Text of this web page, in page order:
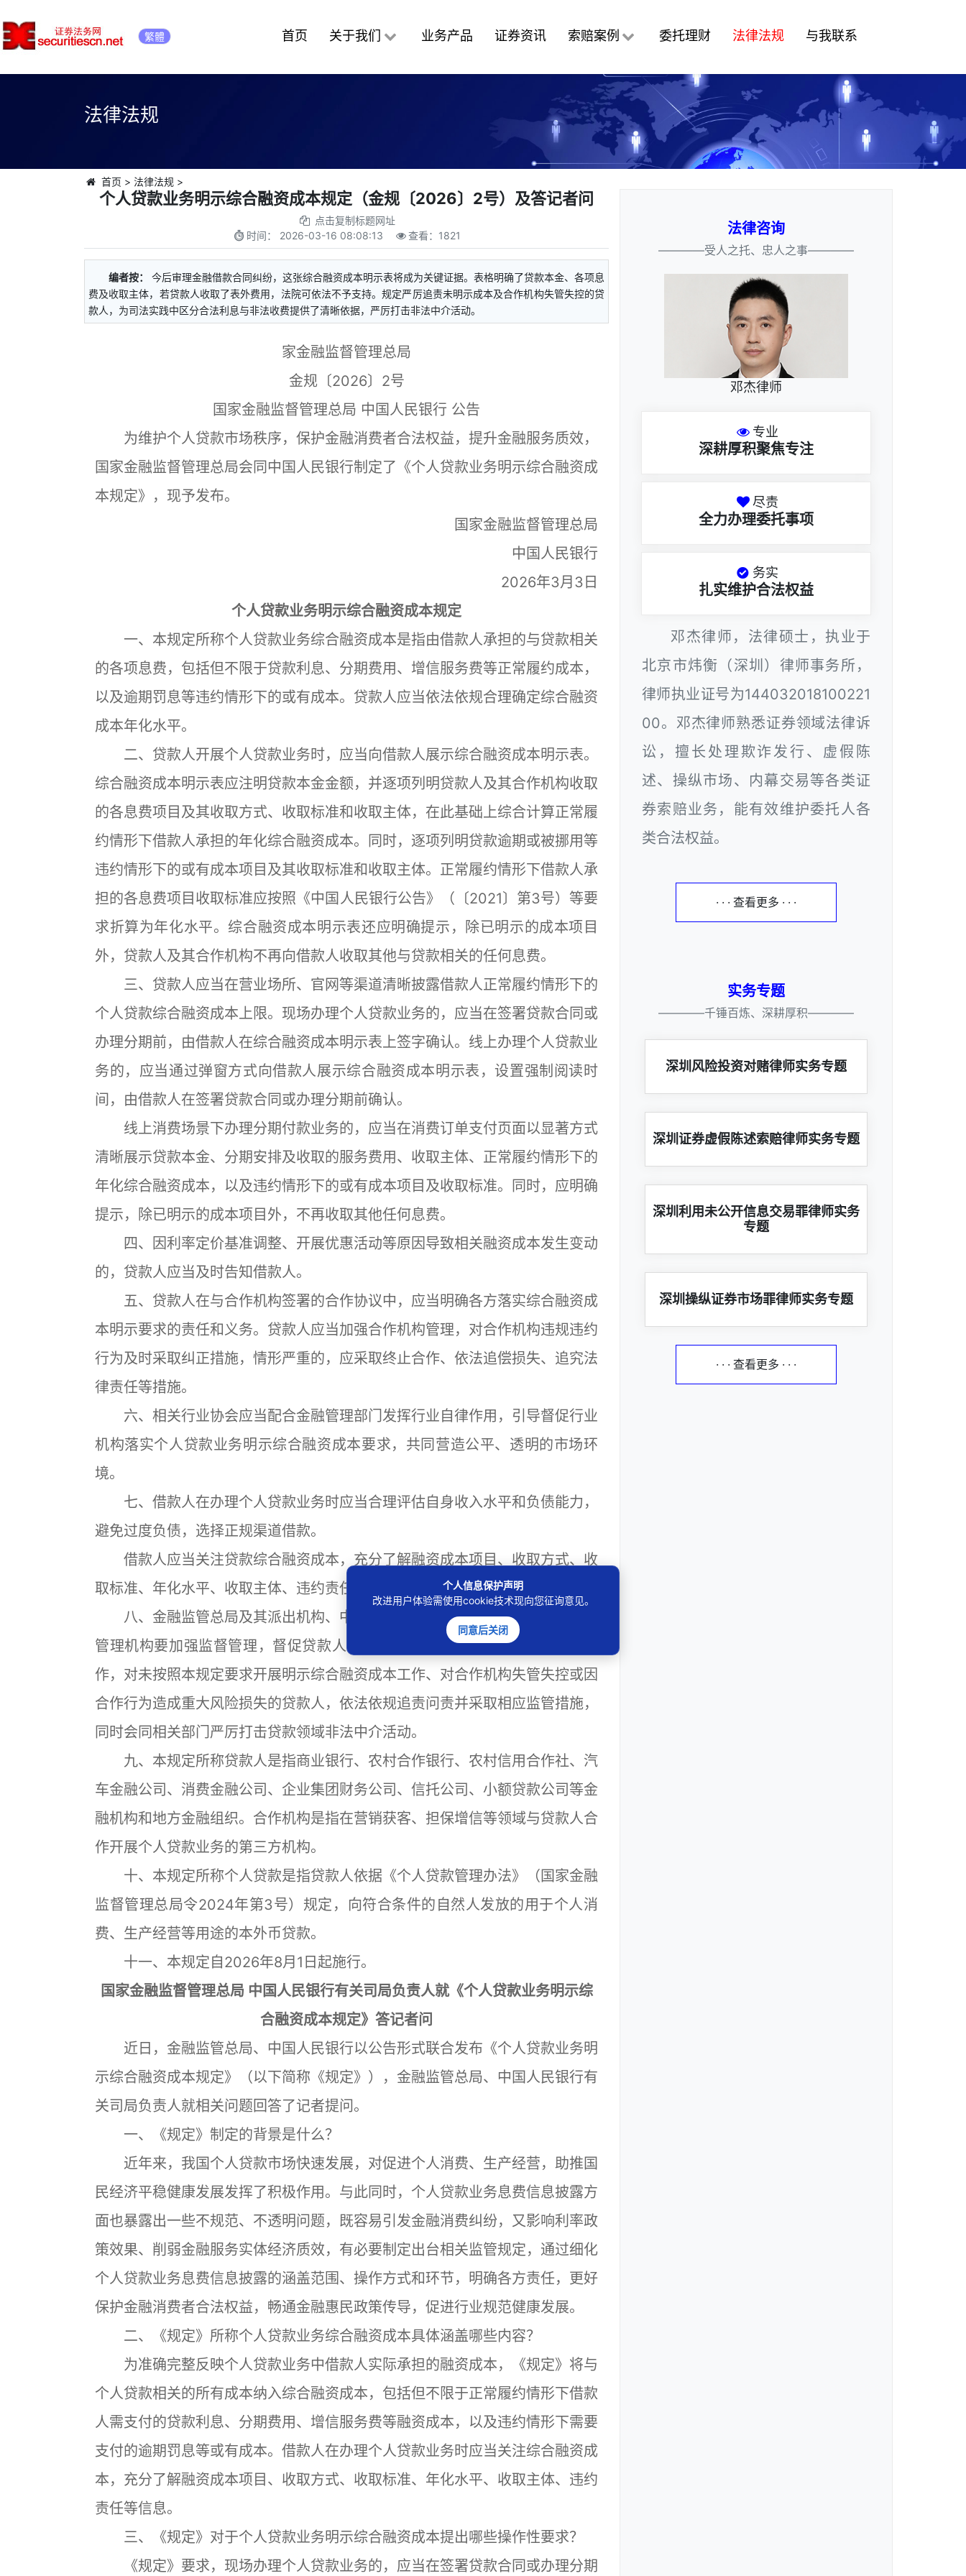
繁體 首页 关于我们 业务产品 证券资讯 索赔案例 委托理财 法律法规 与我联系
法律法规
首页 > 法律法规 >
个人贷款业务明示综合融资成本规定（金规〔2026〕2号）及答记者问
点击复制标题网址
时间： 2026-03-16 08:08:13 查看： 1821
编者按：
今后审理金融借款合同纠纷，这张综合融资成本明示表将成为关键证据。表格明确了贷款本金、各项息
费及收取主体，若贷款人收取了表外费用，法院可依法不予支持。规定严厉追责未明示成本及合作机构失管失控的贷
款人，为司法实践中区分合法利息与非法收费提供了清晰依据，严厉打击非法中介活动。
家金融监督管理总局
金规〔2026〕2号
国家金融监督管理总局 中国人民银行 公告
为维护个人贷款市场秩序，保护金融消费者合法权益，提升金融服务质效，
国家金融监督管理总局会同中国人民银行制定了《个人贷款业务明示综合融资成
本规定》，现予发布。
国家金融监督管理总局
中国人民银行
2026年3月3日
个人贷款业务明示综合融资成本规定
一、本规定所称个人贷款业务综合融资成本是指由借款人承担的与贷款相关
的各项息费，包括但不限于贷款利息、分期费用、增信服务费等正常履约成本，
以及逾期罚息等违约情形下的或有成本。贷款人应当依法依规合理确定综合融资
成本年化水平。
二、贷款人开展个人贷款业务时，应当向借款人展示综合融资成本明示表。
综合融资成本明示表应注明贷款本金金额，并逐项列明贷款人及其合作机构收取
的各息费项目及其收取方式、收取标准和收取主体，在此基础上综合计算正常履
约情形下借款人承担的年化综合融资成本。同时，逐项列明贷款逾期或被挪用等
违约情形下的或有成本项目及其收取标准和收取主体。正常履约情形下借款人承
担的各息费项目收取标准应按照《中国人民银行公告》（〔2021〕第3号）等要
求折算为年化水平。综合融资成本明示表还应明确提示，除已明示的成本项目
外，贷款人及其合作机构不再向借款人收取其他与贷款相关的任何息费。
三、贷款人应当在营业场所、官网等渠道清晰披露借款人正常履约情形下的
个人贷款综合融资成本上限。现场办理个人贷款业务的，应当在签署贷款合同或
办理分期前，由借款人在综合融资成本明示表上签字确认。线上办理个人贷款业
务的，应当通过弹窗方式向借款人展示综合融资成本明示表，设置强制阅读时
间，由借款人在签署贷款合同或办理分期前确认。
线上消费场景下办理分期付款业务的，应当在消费订单支付页面以显著方式
清晰展示贷款本金、分期安排及收取的服务费用、收取主体、正常履约情形下的
年化综合融资成本，以及违约情形下的或有成本项目及收取标准。同时，应明确
提示，除已明示的成本项目外，不再收取其他任何息费。
四、因利率定价基准调整、开展优惠活动等原因导致相关融资成本发生变动
的，贷款人应当及时告知借款人。
五、贷款人在与合作机构签署的合作协议中，应当明确各方落实综合融资成
本明示要求的责任和义务。贷款人应当加强合作机构管理，对合作机构违规违约
行为及时采取纠正措施，情形严重的，应采取终止合作、依法追偿损失、追究法
律责任等措施。
六、相关行业协会应当配合金融管理部门发挥行业自律作用，引导督促行业
机构落实个人贷款业务明示综合融资成本要求，共同营造公平、透明的市场环
境。
七、借款人在办理个人贷款业务时应当合理评估自身收入水平和负债能力，
避免过度负债，选择正规渠道借款。
借款人应当关注贷款综合融资成本，充分了解融资成本项目、收取方式、收
取标准、年化水平、收取主体、违约责任等信息。
八、金融监管总局及其派出机构、中国人民银行及其分支机构和各地方金融
管理机构要加强监督管理，督促贷款人落实个人贷款业务明示综合融资成本工
作，对未按照本规定要求开展明示综合融资成本工作、对合作机构失管失控或因
合作行为造成重大风险损失的贷款人，依法依规追责问责并采取相应监管措施，
同时会同相关部门严厉打击贷款领域非法中介活动。
九、本规定所称贷款人是指商业银行、农村合作银行、农村信用合作社、汽
车金融公司、消费金融公司、企业集团财务公司、信托公司、小额贷款公司等金
融机构和地方金融组织。合作机构是指在营销获客、担保增信等领域与贷款人合
作开展个人贷款业务的第三方机构。
十、本规定所称个人贷款是指贷款人依据《个人贷款管理办法》（国家金融
监督管理总局令2024年第3号）规定，向符合条件的自然人发放的用于个人消
费、生产经营等用途的本外币贷款。
十一、本规定自2026年8月1日起施行。
国家金融监督管理总局 中国人民银行有关司局负责人就《个人贷款业务明示综
合融资成本规定》答记者问
近日，金融监管总局、中国人民银行以公告形式联合发布《个人贷款业务明
示综合融资成本规定》（以下简称《规定》），金融监管总局、中国人民银行有
关司局负责人就相关问题回答了记者提问。
一、《规定》制定的背景是什么？
近年来，我国个人贷款市场快速发展，对促进个人消费、生产经营，助推国
民经济平稳健康发展发挥了积极作用。与此同时，个人贷款业务息费信息披露方
面也暴露出一些不规范、不透明问题，既容易引发金融消费纠纷，又影响利率政
策效果、削弱金融服务实体经济质效，有必要制定出台相关监管规定，通过细化
个人贷款业务息费信息披露的涵盖范围、操作方式和环节，明确各方责任，更好
保护金融消费者合法权益，畅通金融惠民政策传导，促进行业规范健康发展。
二、《规定》所称个人贷款业务综合融资成本具体涵盖哪些内容？
为准确完整反映个人贷款业务中借款人实际承担的融资成本，《规定》将与
个人贷款相关的所有成本纳入综合融资成本，包括但不限于正常履约情形下借款
人需支付的贷款利息、分期费用、增信服务费等融资成本，以及违约情形下需要
支付的逾期罚息等或有成本。借款人在办理个人贷款业务时应当关注综合融资成
本，充分了解融资成本项目、收取方式、收取标准、年化水平、收取主体、违约
责任等信息。
三、《规定》对于个人贷款业务明示综合融资成本提出哪些操作性要求？
《规定》要求，现场办理个人贷款业务的，应当在签署贷款合同或办理分期
法律咨询
————受人之托、忠人之事————
邓杰律师
专业
深耕厚积聚焦专注
尽责
全力办理委托事项
务实
扎实维护合法权益
邓杰律师，法律硕士，执业于
北京市炜衡（深圳）律师事务所，
律师执业证号为144032018100221
00。邓杰律师熟悉证券领域法律诉
讼，擅长处理欺诈发行、虚假陈
述、操纵市场、内幕交易等各类证
券索赔业务，能有效维护委托人各
类合法权益。
· · · 查看更多 · · ·
实务专题
————千锤百炼、深耕厚积————
深圳风险投资对赌律师实务专题
深圳证券虚假陈述索赔律师实务专题
深圳利用未公开信息交易罪律师实务
专题
深圳操纵证券市场罪律师实务专题
· · · 查看更多 · · ·
个人信息保护声明
改进用户体验需使用cookie技术现向您征询意见。
同意后关闭